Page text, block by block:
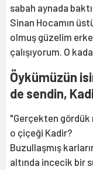
sabah aynada
Sinan Hocamın
olmuş güzelim
çalışıyorum. O
Öykümüzün
de sendin,
"Gerçekten gördük
o çiçeği Kadir?
Buzullaşmış
altında incecik bir